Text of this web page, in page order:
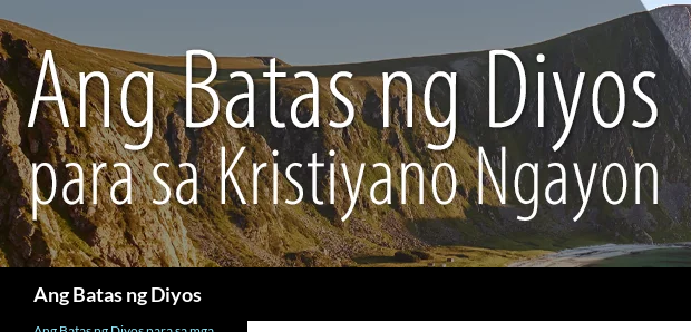
Ang Batas ng Diyos